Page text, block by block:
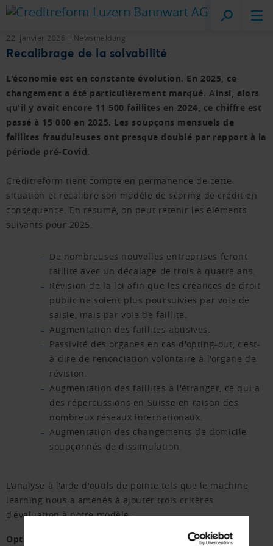
Creditreform
Lucerne
22. janvier 2026 Newsmeldung
Recalibrage de la solvabilité
L'économie est en constante évolution. En 2025, ce
changement a été particulièrement marqué. Ainsi, alors
qu'il y avait encore 11 500 faillites en 2024, ce chiffre est
passé à 15 000 en 2025. Les soupçons mensuels de
faillites frauduleuses ont presque doublé par rapport à la
période pré-Covid.
Creditreform tient compte en permanence de cette
situation et recalibre son modèle de scoring de crédit en
conséquence. En résumé, on peut retenir les éléments
suivants pour 2025.
De nombreuses nouvelles entreprises feront
faillite avec un décalage de trois à quatre ans.
Révision de la loi afin que les créances de droit
public ne soient plus poursuivies par voie de
saisie, mais par voie de faillite.
Augmentation des faillites abusives.
Passivité des organes en cas d'opting-out, c'est-
à-dire de renonciation volontaire à l'organe de
révision.
Augmentation des faillites à l'étranger, ce qui a
des répercussions en Suisse en raison des
nombreux réseaux internationaux.
Augmentation des changements de domicile
soupçonnés de dissimulation.
L'analyse à l'aide d'outils de pointe tels que le machine
learning nous a amenés à ajouter trois critères
d'évaluation à notre modèle :
Opting-out :
en cas d'opting-out, celui-ci est désormais